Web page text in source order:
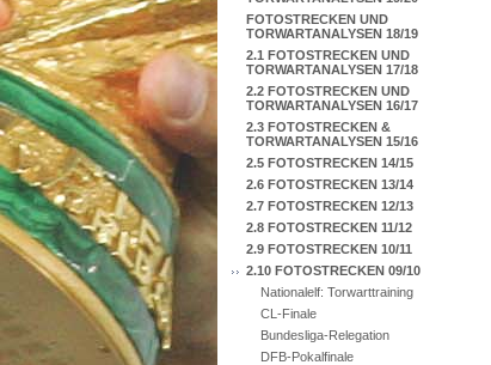
FOTOSTRECKEN UND
TORWARTANALYSEN 18/19
2.1 FOTOSTRECKEN UND
TORWARTANALYSEN 17/18
2.2 FOTOSTRECKEN UND
TORWARTANALYSEN 16/17
2.3 FOTOSTRECKEN &
TORWARTANALYSEN 15/16
2.5 FOTOSTRECKEN 14/15
2.6 FOTOSTRECKEN 13/14
2.7 FOTOSTRECKEN 12/13
2.8 FOTOSTRECKEN 11/12
2.9 FOTOSTRECKEN 10/11
2.10 FOTOSTRECKEN 09/10
Nationalelf: Torwarttraining
CL-Finale
Bundesliga-Relegation
DFB-Pokalfinale